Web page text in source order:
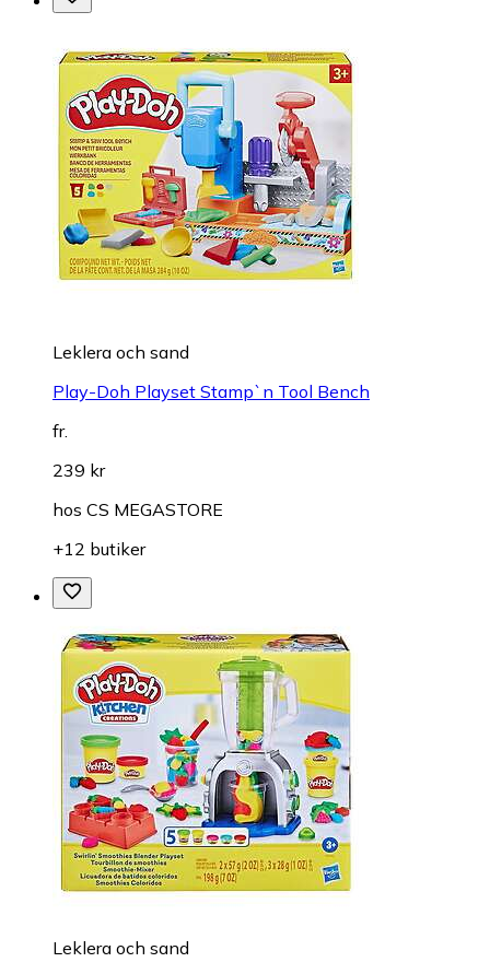
Leklera och sand
Play-Doh Playset Stamp`n Tool Bench
fr.
239 kr
hos CS MEGASTORE
+12 butiker
Leklera och sand